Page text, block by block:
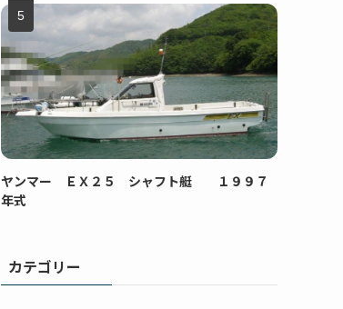
ヤンマー ＥＸ２５ シャフト艇 １９９７
年式
カテゴリー